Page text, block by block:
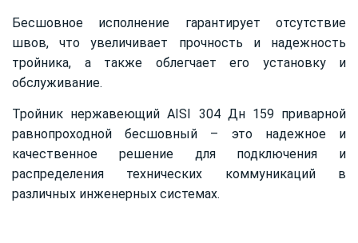
Бесшовное исполнение гарантирует отсутствие
швов, что увеличивает прочность и надежность
тройника, а также облегчает его установку и
обслуживание.
Тройник нержавеющий AISI 304 Дн 159 приварной
равнопроходной бесшовный – это надежное и
качественное решение для подключения и
распределения технических коммуникаций в
различных инженерных системах.